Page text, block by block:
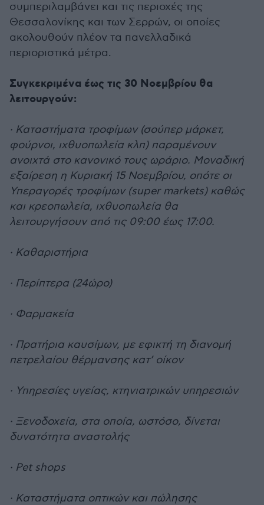
συμπεριλαμβάνει και τις περιοχές της
Θεσσαλονίκης και των Σερρών, οι οποίες
ακολουθούν πλέον τα πανελλαδικά
περιοριστικά μέτρα.
Συγκεκριμένα έως τις 30 Νοεμβρίου θα
λειτουργούν:
· Καταστήματα τροφίμων (σούπερ μάρκετ,
φούρνοι, ιχθυοπωλεία κλπ) παραμένουν
ανοιχτά στο κανονικό τους ωράριο. Μοναδική
εξαίρεση η Κυριακή 15 Νοεμβρίου, οπότε οι
Υπεραγορές τροφίμων (super markets) καθώς
και κρεοπωλεία, ιχθυοπωλεία θα
λειτουργήσουν από τις 09:00 έως 17:00.
· Καθαριστήρια
· Περίπτερα (24ώρο)
· Φαρμακεία
· Πρατήρια καυσίμων, με εφικτή τη διανομή
πετρελαίου θέρμανσης κατ’ οίκον
· Υπηρεσίες υγείας, κτηνιατρικών υπηρεσιών
· Ξενοδοχεία, στα οποία, ωστόσο, δίνεται
δυνατότητα αναστολής
· Pet shops
· Καταστήματα οπτικών και πώλησης